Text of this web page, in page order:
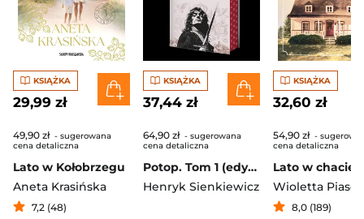
KSIĄŻKA
29,99 zł
49,90 zł - sugerowana
cena detaliczna
Lato w Kołobrzegu
Aneta Krasińska
7,2 (48)
KSIĄŻKA
37,44 zł
64,90 zł - sugerowana
cena detaliczna
Potop. Tom 1 (edycja kolekcjonerska z barwionymi brzegami)
Henryk Sienkiewicz
KSIĄŻKA
32,60 zł
54,90 zł -
cena detaliczna
Wioletta
8,0 (189)